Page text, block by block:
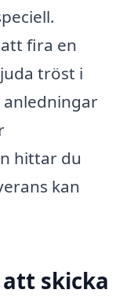
fira en
tröst i
anledningar
hittar du
kan
skicka